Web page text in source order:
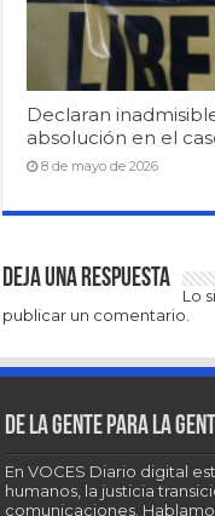
Declaran
absolución en el
8 de mayo de 2026
Deja una respuesta
Lo
publicar un comentario.
De la gente para la
En VOCES Diario digital
humanos, la justicia
comunicaciones.